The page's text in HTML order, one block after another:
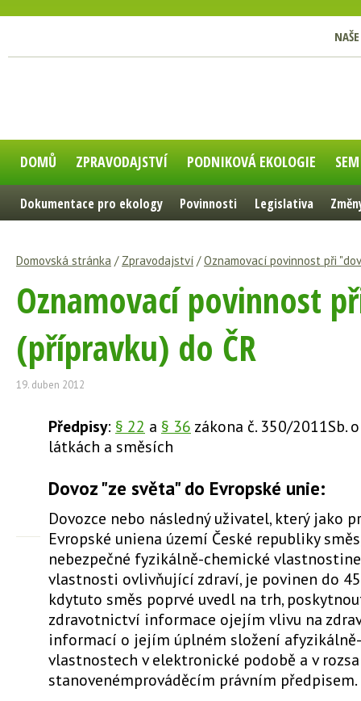
DOMŮ ZPRAVODAJSTVÍ PODNIKOVÁ EKOLOGIE
Dokumentace pro ekology Povinnosti Legislativa
Domovská stránka / Zpravodajství /Oznamovací povinnost při
Oznamovací povinnost
(přípravku) do ČR
19. duben 2012
Předpisy: § 22 a § 36 zákona č. 350/2011Sb.
látkách a směsích
Dovoz "ze světa" do Evropské unie:
Dovozce nebo následný uživatel, který jako
Evropské uniena území České republiky
nebezpečné fyzikálně-chemické
vlastnosti ovlivňující zdraví, je povinen do
kdytuto směs poprvé uvedl na trh,
zdravotnictví informace ojejím vlivu na
informací o jejím úplném složení
vlastnostech v elektronické podobě a v
stanovenémprováděcím právním předpisem.